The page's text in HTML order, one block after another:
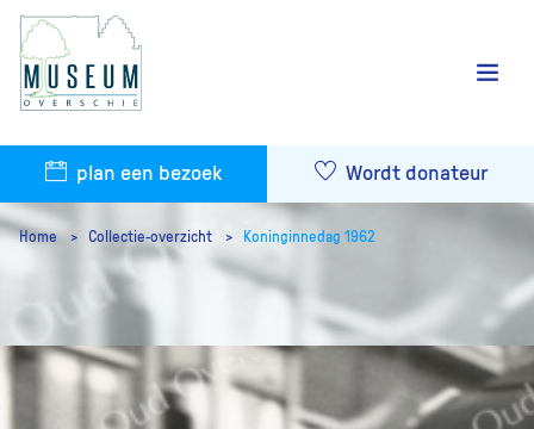
plan een bezoek Wordt donateur
Home Collectie-overzicht Koninginnedag 1962